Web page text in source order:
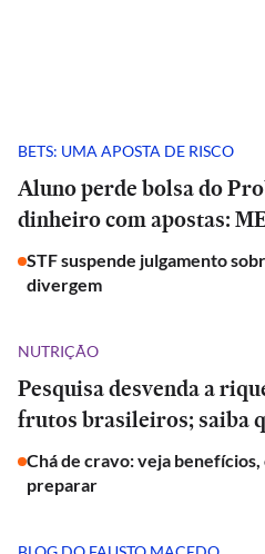
BETS: UMA APOSTA DE RISCO
Aluno perde bolsa do
dinheiro com apostas:
STF suspende julgamento
divergem
NUTRIÇÃO
Pesquisa desvenda a
frutos brasileiros; saiba
Chá de cravo: veja
preparar